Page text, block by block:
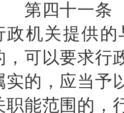
四十一条
政机关提供
，可以要求行
实的，应当予
职能范围的，